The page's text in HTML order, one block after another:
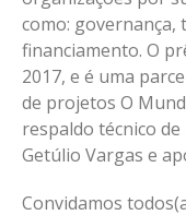
como: governança,
financiamento. O
2017, e é uma
de projetos O
respaldo técnico
Getúlio Vargas e
Convidamos